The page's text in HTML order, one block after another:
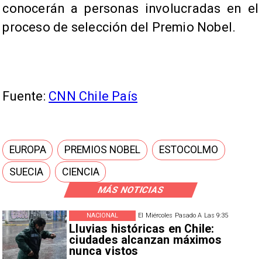
MÁS NOTICIAS
El Miércoles Pasado A Las 9:35
Lluvias históricas en Chile:
ciudades alcanzan máximos
nunca vistos
NACIONAL
conocerán a personas involucradas en el
proceso de selección del Premio Nobel.
Fuente: CNN Chile País
EUROPA PREMIOS NOBEL
ESTOCOLMO
SUECIA
CIENCIA